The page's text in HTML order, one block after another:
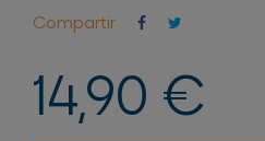
Compartir
14,90 €